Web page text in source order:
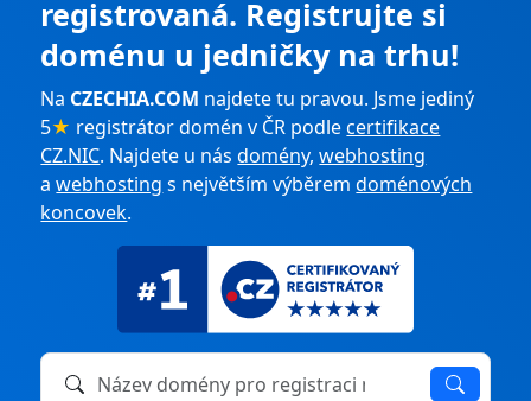
registrovaná. Registrujte si
doménu u jedničky na trhu!
Na CZECHIA.COM najdete tu pravou. Jsme jediný
5★ registrátor domén v ČR podlecertifikace
CZ.NIC. Najdete u násdomény,webhosting
awebhosting s největším výběremdoménových
koncovek.
Název domény k registraci nebo převodu